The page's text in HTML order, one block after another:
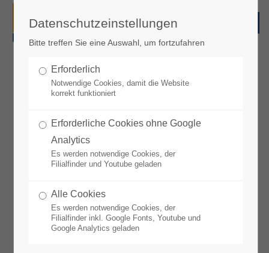
Angebote KW 32 / 2026
08.08.2026
Sie finden Sie hier als PDF ab dem 02.08.2026.
Datenschutzeinstellungen
Bitte treffen Sie eine Auswahl, um fortzufahren
Erforderlich
Notwendige Cookies, damit die Website
korrekt funktioniert
Erforderliche Cookies ohne Google
Analytics
Es werden notwendige Cookies, der
Filialfinder und Youtube geladen
Alle Cookies
Es werden notwendige Cookies, der
Filialfinder inkl. Google Fonts, Youtube und
Google Analytics geladen